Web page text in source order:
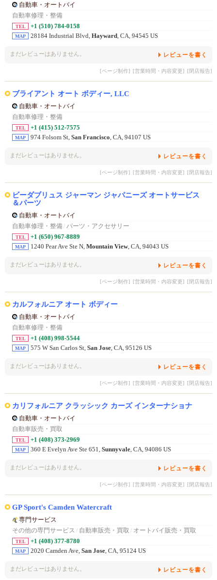
自動車・オートバイ
自動車修理・整備
TEL +1 (510) 784-0158
MAP 28184 Industrial Blvd, Hayward, CA, 94545 US
まだレビューはありません。 レビューを書く
[ページ制作] [営業時間・内容変更] [閉店報告]
ブライアント オート ボディー, LLC
自動車・オートバイ
自動車修理・整備
TEL +1 (415) 512-7575
MAP 974 Folsom St, San Francisco, CA, 94107 US
まだレビューはありません。 レビューを書く
[ページ制作] [営業時間・内容変更] [閉店報告]
ビーダブリュス ジャーマン ジャパニーズ オートサービス
＆パーツ
自動車・オートバイ
自動車修理・整備/ パーツ・アクセサリー
TEL +1 (650) 967-8889
MAP 1240 Pear Ave Ste N, Mountain View, CA, 94043 US
まだレビューはありません。 レビューを書く
[ページ制作] [営業時間・内容変更] [閉店報告]
カルフォルニア オート ボディー
自動車・オートバイ
自動車修理・整備
TEL +1 (408) 998-5544
MAP 575 W San Carlos St, San Jose, CA, 95126 US
まだレビューはありません。 レビューを書く
[ページ制作] [営業時間・内容変更] [閉店報告]
カリフォルニア クラッシック カーズ インターナショナ
自動車・オートバイ
自動車販売・買取
TEL +1 (408) 373-2969
MAP 360 E Evelyn Ave Ste 651, Sunnyvale, CA, 94086 US
まだレビューはありません。 レビューを書く
[ページ制作] [営業時間・内容変更] [閉店報告]
GP Sport's Camden Watercraft
専門サービス
その他の専門サービス / 自動車販売・買取 / オートバイ販売・買取
TEL +1 (408) 377-8780
MAP 2020 Camden Ave, San Jose, CA, 95124 US
まだレビューはありません。 レビューを書く